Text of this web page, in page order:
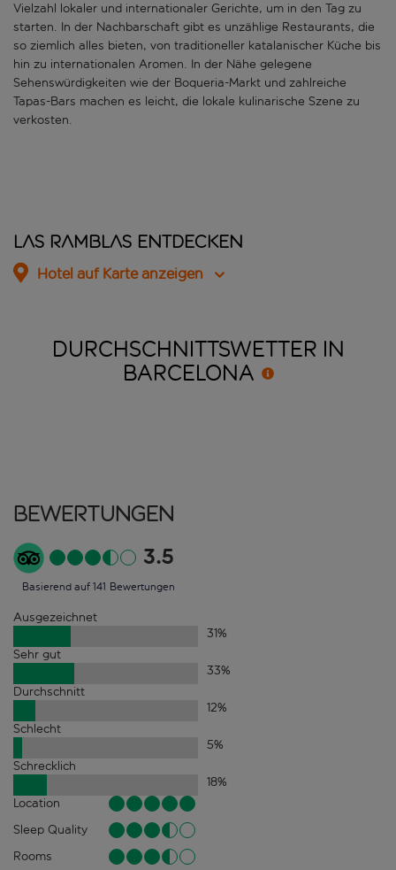
Vielzahl lokaler und internationaler Gerichte, um in den Tag zu
starten. In der Nachbarschaft gibt es unzählige Restaurants, die
so ziemlich alles bieten, von traditioneller katalanischer Küche bis
hin zu internationalen Aromen. In der Nähe gelegene
Sehenswürdigkeiten wie der Boqueria-Markt und zahlreiche
Tapas-Bars machen es leicht, die lokale kulinarische Szene zu
verkosten.
Las Ramblas entdecken
Hotel auf Karte anzeigen
DURCHSCHNITTSWETTER IN
BARCELONA
Bewertungen
3.5
Basierend auf 141 Bewertungen
Ausgezeichnet
31%
Sehr gut
33%
Durchschnitt
12%
Schlecht
5%
Schrecklich
18%
Location
Sleep Quality
Rooms